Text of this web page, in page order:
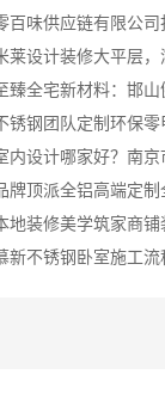
锈钢团队定制环保零